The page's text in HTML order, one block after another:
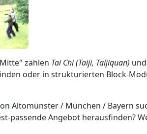
zählen Tai Chi (Taiji, Taijiquan) und
oder in strukturierten Block-
Altomünster / München / Bayern
passende Angebot herausfinden?